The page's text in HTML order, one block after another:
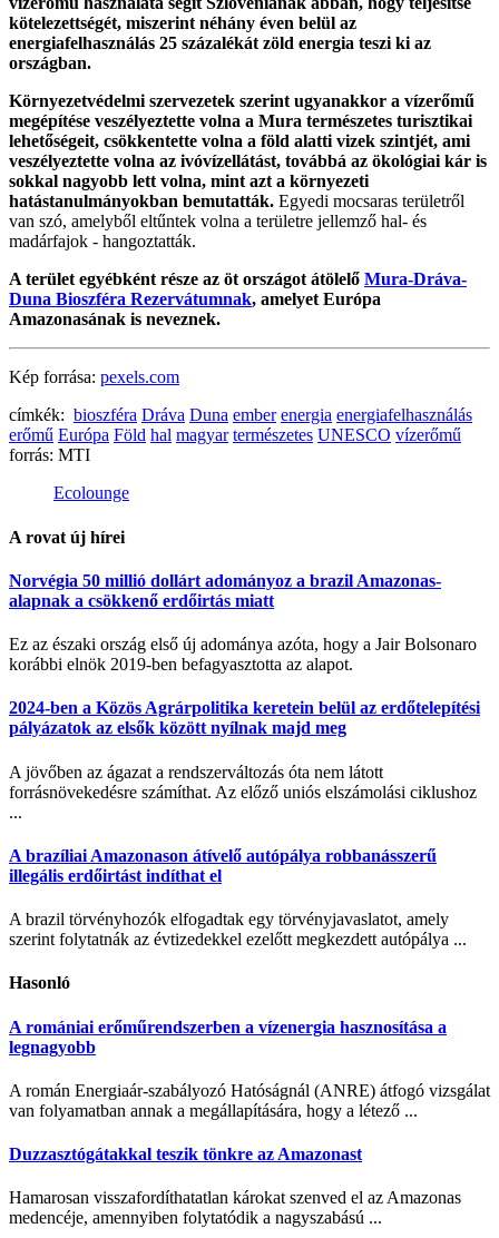
kötelezettségét, miszerint néhány éven belül az
energiafelhasználás 25 százalékát zöld energia teszi ki az
országban.
Környezetvédelmi szervezetek szerint ugyanakkor a vízerőmű
megépítése veszélyeztette volna a Mura természetes turisztikai
lehetőségeit, csökkentette volna a föld alatti vizek szintjét, ami
veszélyeztette volna az ivóvízellátást, továbbá az ökológiai kár is
sokkal nagyobb lett volna, mint azt a környezeti
hatástanulmányokban bemutatták. Egyedi mocsaras területről
van szó, amelyből eltűntek volna a területre jellemző hal- és
madárfajok - hangoztatták.
A terület egyébként része az öt országot átölelő Mura-Dráva-
Duna Bioszféra Rezervátumnak, amelyet Európa
Amazonasának is neveznek.
Kép forrása: pexels.com
címkék: bioszféra Dráva Duna ember energia energiafelhasználás
erőmű Európa Föld hal magyar természetes UNESCO vízerőmű
forrás: MTI
Ecolounge
A rovat új hírei
Norvégia 50 millió dollárt adományoz a brazil Amazonas-
alapnak a csökkenő erdőirtás miatt
Ez az északi ország első új adománya azóta, hogy a Jair Bolsonaro
korábbi elnök 2019-ben befagyasztotta az alapot.
2024-ben a Közös Agrárpolitika keretein belül az erdőtelepítési
pályázatok az elsők között nyílnak majd meg
A jövőben az ágazat a rendszerváltozás óta nem látott
forrásnövekedésre számíthat. Az előző uniós elszámolási ciklushoz
...
A brazíliai Amazonason átívelő autópálya robbanásszerű
illegális erdőirtást indíthat el
A brazil törvényhozók elfogadtak egy törvényjavaslatot, amely
szerint folytatnák az évtizedekkel ezelőtt megkezdett autópálya ...
Hasonló
A romániai erőműrendszerben a vízenergia hasznosítása a
legnagyobb
A román Energiaár-szabályozó Hatóságnál (ANRE) átfogó vizsgálat
van folyamatban annak a megállapítására, hogy a létező ...
Duzzasztógátakkal teszik tönkre az Amazonast
Hamarosan visszafordíthatatlan károkat szenved el az Amazonas
medencéje, amennyiben folytatódik a nagyszabású ...